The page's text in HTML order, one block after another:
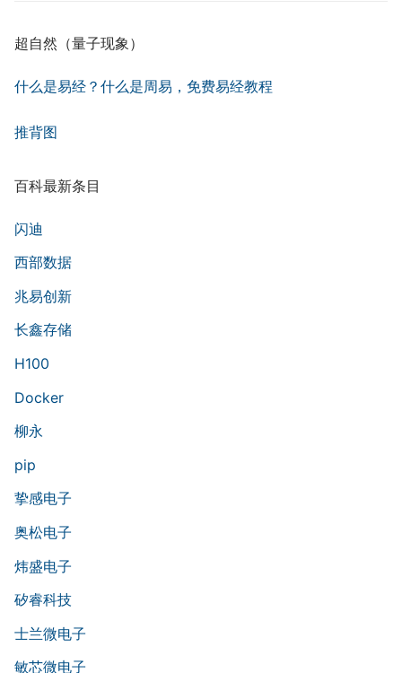
超自然（量子现象）
什么是易经？什么是周易，免费易经教程
推背图
百科最新条目
闪迪
西部数据
兆易创新
长鑫存储
H100
Docker
柳永
pip
挚感电子
奥松电子
炜盛电子
矽睿科技
士兰微电子
敏芯微电子